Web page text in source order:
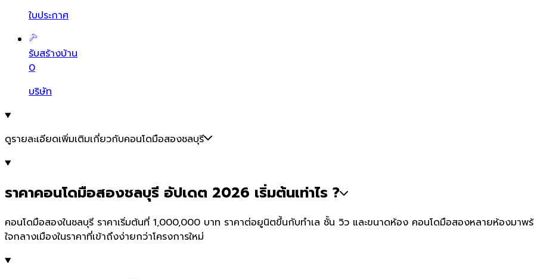
ใบประกาศ
รับสร้างบ้าน
0
บริษัท
ดูรายละเอียดเพิ่มเติมเกี่ยวกับคอนโดมือสองชลบุรี
ราคาคอนโดมือสองชลบุรี อัปเดต 2026 เริ่มต้นเท่าไร ?
คอนโดมือสองในชลบุรี ราคาเริ่มต้นที่ 1,000,000 บาท ราคาต่อยูนิตขึ้นกับทำเล ชั้น วิว และขนาดห้อง คอนโดมือสองหลายห้องมาพร้
ใจกลางเมืองในราคาที่เข้าถึงง่ายกว่าโครงการใหม่